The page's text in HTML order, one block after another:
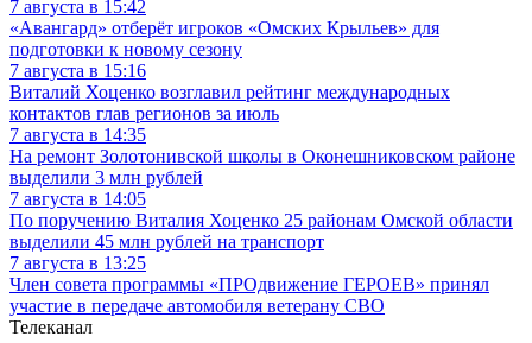
7 августа в 15:42
«Авангард» отберёт игроков «Омских Крыльев» для
подготовки к новому сезону
7 августа в 15:16
Виталий Хоценко возглавил рейтинг международных
контактов глав регионов за июль
7 августа в 14:35
На ремонт Золотонивской школы в Оконешниковском районе
выделили 3 млн рублей
7 августа в 14:05
По поручению Виталия Хоценко 25 районам Омской области
выделили 45 млн рублей на транспорт
7 августа в 13:25
Член совета программы «ПРОдвижение ГЕРОЕВ» принял
участие в передаче автомобиля ветерану СВО
Телеканал